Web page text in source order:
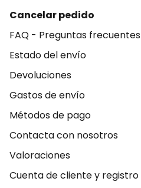
Cancelar pedido
FAQ - Preguntas frecuentes
Estado del envío
Devoluciones
Gastos de envío
Métodos de pago
Contacta con nosotros
Valoraciones
Cuenta de cliente y registro